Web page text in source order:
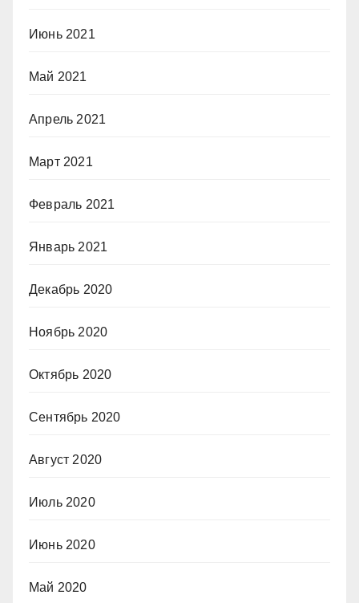
Июнь 2021
Май 2021
Апрель 2021
Март 2021
Февраль 2021
Январь 2021
Декабрь 2020
Ноябрь 2020
Октябрь 2020
Сентябрь 2020
Август 2020
Июль 2020
Июнь 2020
Май 2020